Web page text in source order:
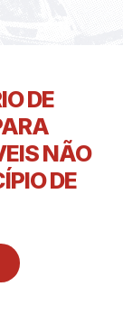
DE
NÃO
DE